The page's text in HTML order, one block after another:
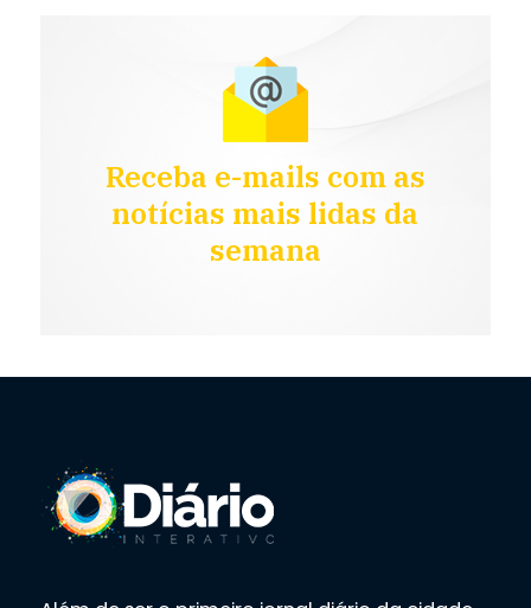
Receba e-mails com as
notícias mais lidas da
semana